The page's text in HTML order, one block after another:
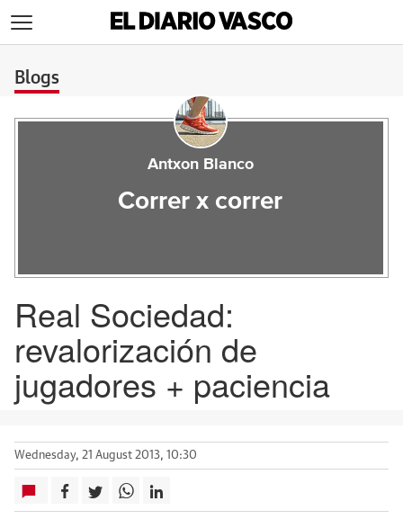
Blogs
Antxon Blanco
Correr x correr
Real Sociedad:
revalorización de
jugadores + paciencia
Wednesday, 21 August 2013, 10:30